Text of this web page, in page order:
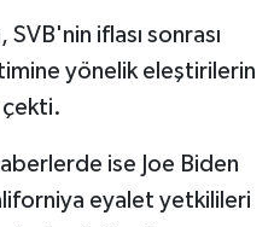
SVB'nin iflası sonrası
yönelik eleştirilerin
çekti.
ise Joe Biden
eyalet yetkilileri